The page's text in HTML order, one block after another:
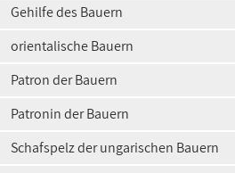
Gehilfe des Bauern
orientalische Bauern
Patron der Bauern
Patronin der Bauern
Schafspelz der ungarischen Bauern